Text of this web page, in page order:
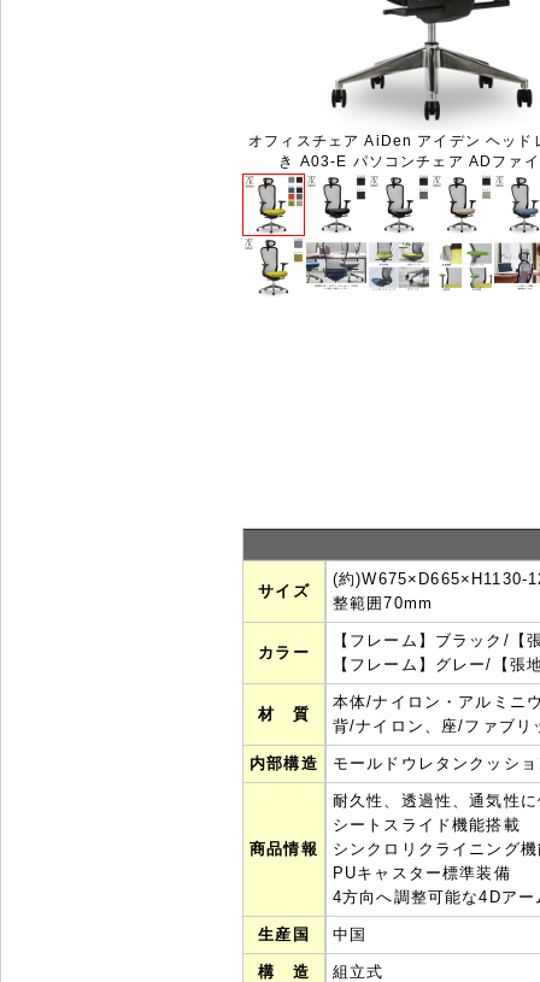
オフィスチェア AiDen アイデン ヘッド
き A03-E パソコンチェア ADファ
サイズ
(約)W675×D665×H1130-
整範囲70mm
カラー
【フレーム】ブラック/【
【フレーム】グレー/【張
材 質
本体/ナイロン・アルミニ
背/ナイロン、座/ファブリ
内部構造 モールドウレタンクッシ
商品情報
耐久性、透過性、通気性
シートスライド機能搭載
シンクロリクライニング
PUキャスター標準装備
4方向へ調整可能な4Dア
生産国 中国
構 造 組立式